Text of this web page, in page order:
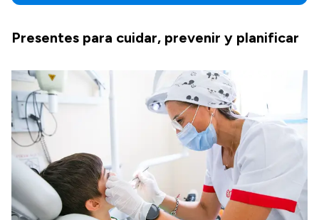
Presentes para cuidar, prevenir y planificar